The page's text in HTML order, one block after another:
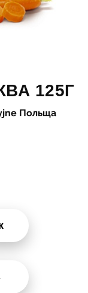
125Г
Польща